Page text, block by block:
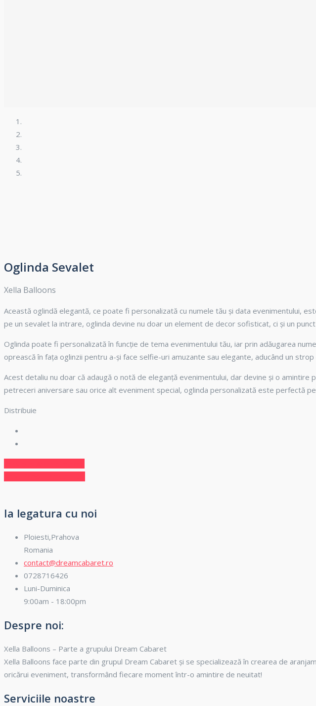
Oglinda Sevalet
Xella Balloons
Această oglindă elegantă, ce poate fi personalizată cu numele tău și data evenimentului,
pe un sevalet la intrare, oglinda devine nu doar un element de decor sofisticat, ci și un
Oglinda poate fi personalizată în funcție de tema evenimentului tău, iar prin adăugarea
oprească în fața oglinzii pentru a-și face selfie-uri amuzante sau elegante, aducând un
Acest detaliu nu doar că adaugă o notă de eleganță evenimentului, dar devine și o
petreceri aniversare sau orice alt eveniment special, oglinda personalizată este perfectă
Distribuie
Navigare
în
articole
Ia legatura cu noi
Ploiesti,Prahova
Romania
contact@dreamcabaret.ro
0728716426
Luni-Duminica
9:00am - 18:00pm
Despre noi:
Xella Balloons – Parte a grupului Dream Cabaret
Xella Balloons face parte din grupul Dream Cabaret și se specializează în crearea de
oricărui eveniment, transformând fiecare moment într-o amintire de neuitat!
Serviciile noastre